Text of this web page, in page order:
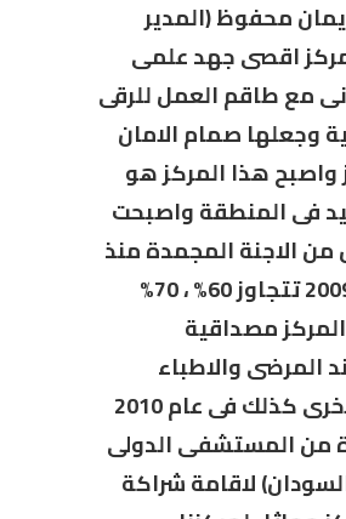
محفوظ (المدير
اقصى جهد علمى
مع طاقم العمل للرقى
وجعلها صمام الامان
واصبح هذا المركز هو
فى المنطقة واصبحت
من الاجنة المجمدة منذ
هذا العام 2009 تتجاوز 60% ، 70%
مصداقية
المرضى والاطباء
والمراكز الاخرى كذلك فى عام 2010
من المستشفى الدولى
لاقامة شراكة